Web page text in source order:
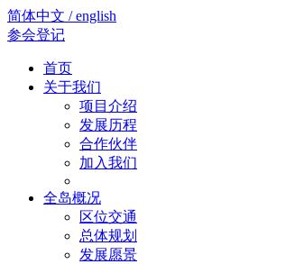
简体中文 / english
参会登记
首页
关于我们
项目介绍
发展历程
合作伙伴
加入我们
全岛概况
区位交通
总体规划
发展愿景